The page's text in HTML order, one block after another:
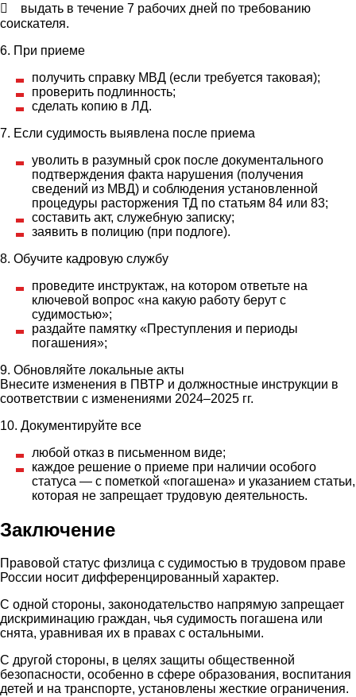
 выдать в течение 7 рабочих дней по требованию
соискателя.
6. При приеме
получить справку МВД (если требуется таковая);
проверить подлинность;
сделать копию в ЛД.
7. Если судимость выявлена после приема
уволить в разумный срок после документального
подтверждения факта нарушения (получения
сведений из МВД) и соблюдения установленной
процедуры расторжения ТД по статьям 84 или 83;
составить акт, служебную записку;
заявить в полицию (при подлоге).
8. Обучите кадровую службу
проведите инструктаж, на котором ответьте на
ключевой вопрос «на какую работу берут с
судимостью»;
раздайте памятку «Преступления и периоды
погашения»;
9. Обновляйте локальные акты
Внесите изменения в ПВТР и должностные инструкции в
соответствии с изменениями 2024–2025 гг.
10. Документируйте все
любой отказ в письменном виде;
каждое решение о приеме при наличии особого
статуса — с пометкой «погашена» и указанием статьи,
которая не запрещает трудовую деятельность.
Заключение
Правовой статус физлица с судимостью в трудовом праве
России носит дифференцированный характер.
С одной стороны, законодательство напрямую запрещает
дискриминацию граждан, чья судимость погашена или
снята, уравнивая их в правах с остальными.
С другой стороны, в целях защиты общественной
безопасности, особенно в сфере образования, воспитания
детей и на транспорте, установлены жесткие ограничения.